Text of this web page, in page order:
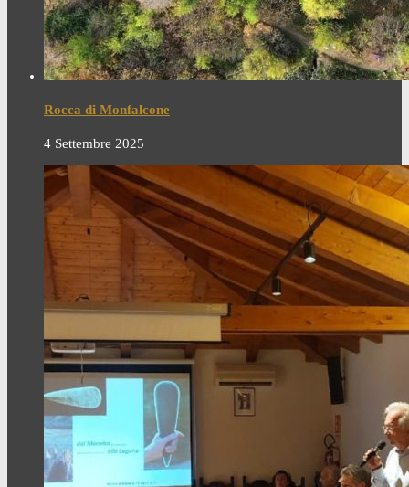
Rocca di Monfalcone
4 Settembre 2025